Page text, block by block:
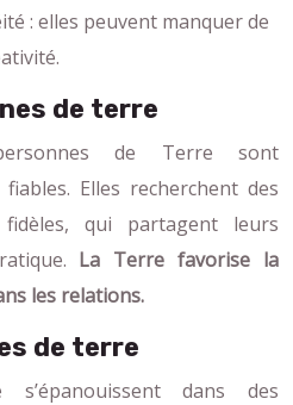
: elles peuvent manquer de
de terre
de Terre sont
Elles recherchent des
qui partagent leurs
La Terre favorise la
les relations.
de terre
dans des